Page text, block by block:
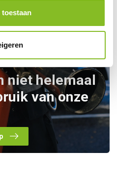
niet helemaal
van onze